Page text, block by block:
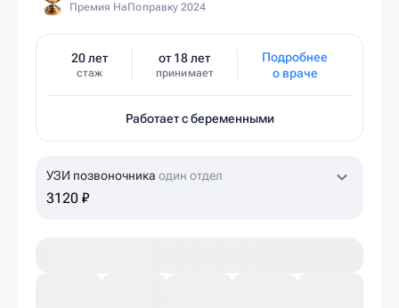
Премия НаПоправку 2024
20 лет
стаж
от 18 лет
принимает
Подробнее
о враче
Работает с беременными
УЗИ позвоночника один отдел
3120 ₽